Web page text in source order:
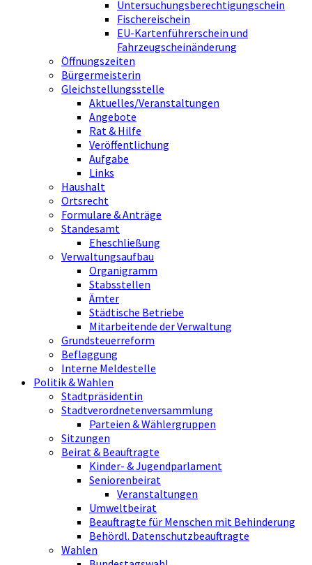
Untersuchungsberechtigungschein
Fischereischein
EU-Kartenführerschein und
Fahrzeugscheinänderung
Öffnungszeiten
Bürgermeisterin
Gleichstellungsstelle
Aktuelles/Veranstaltungen
Angebote
Rat & Hilfe
Veröffentlichung
Aufgabe
Links
Haushalt
Ortsrecht
Formulare & Anträge
Standesamt
Eheschließung
Verwaltungsaufbau
Organigramm
Stabsstellen
Ämter
Städtische Betriebe
Mitarbeitende der Verwaltung
Grundsteuerreform
Beflaggung
Interne Meldestelle
Politik & Wahlen
Stadtpräsidentin
Stadtverordnetenversammlung
Parteien & Wählergruppen
Sitzungen
Beirat & Beauftragte
Kinder- & Jugendparlament
Seniorenbeirat
Veranstaltungen
Umweltbeirat
Beauftragte für Menschen mit Behinderung
Behördl. Datenschutzbeauftragte
Wahlen